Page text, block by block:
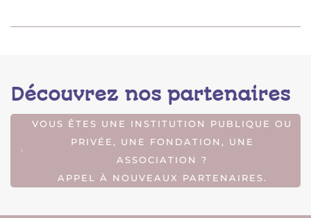
Découvrez nos partenaires
VOUS ÊTES UNE INSTITUTION PUBLIQUE OU
PRIVÉE, UNE FONDATION, UNE
ASSOCIATION ?
APPEL À NOUVEAUX PARTENAIRES.